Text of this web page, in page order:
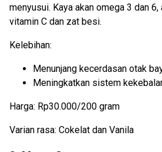
menyusui. Kaya akan omega 3 dan
vitamin C dan zat besi.
Kelebihan:
Menunjang kecerdasan otak
Meningkatkan sistem
Harga: Rp30.000/200 gram
Varian rasa: Cokelat dan Vanila